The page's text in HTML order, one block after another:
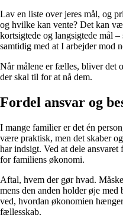
Lav en liste over jeres mål, og
og hvilke kan vente? Det kan
kortsigtede og langsigtede mål
samtidig med at I arbejder mod
Når målene er fælles, bliver det
der skal til for at nå dem.
Fordel ansvar og
I mange familier er det én
være praktisk, men det skaber
har indsigt. Ved at dele ansvaret
for familiens økonomi.
Aftal, hvem der gør hvad.
mens den anden holder øje
ved, hvordan økonomien
fællesskab.